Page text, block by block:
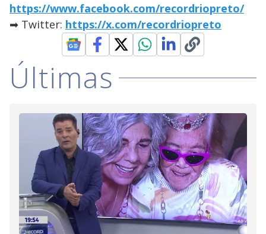
https://www.facebook.com/recordriopreto/
➡ Twitter: https://x.com/recordriopreto
Últimas